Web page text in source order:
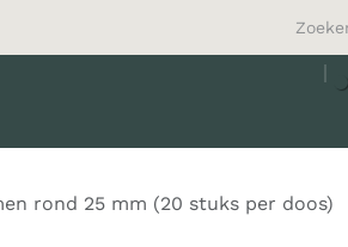
rond 25 mm (20 stuks per doos)